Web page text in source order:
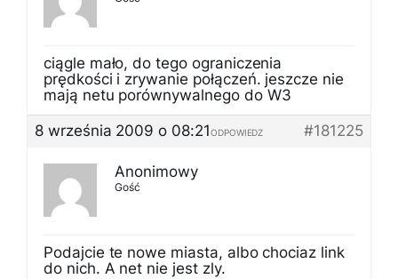
ciągle mało, do tego ograniczenia
prędkości i zrywanie połączeń. jeszcze nie
mają netu porównywalnego do W3
8 września 2009 o 08:21
#181225
ODPOWIEDZ
Anonimowy
Gość
Podajcie te nowe miasta, albo chociaz link
do nich. A net nie jest zly.